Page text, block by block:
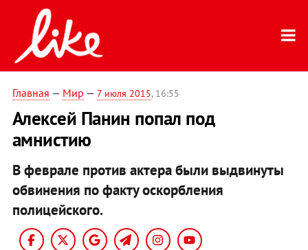
Главная — Мир — 7 июля 2015, 16:55
Алексей Панин попал под
амнистию
В феврале против актера были выдвинуты
обвинения по факту оскорбления
полицейского.